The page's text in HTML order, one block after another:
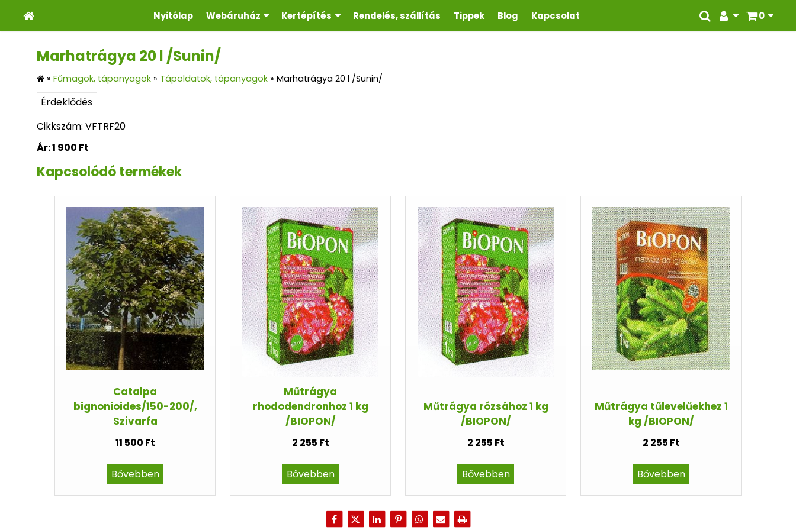
0
Nyitólap Webáruház Kertépítés Rendelés, szállítás Tippek Blog Kapcsolat
Marhatrágya 20 l /Sunin/
» Fűmagok, tápanyagok » Tápoldatok, tápanyagok » Marhatrágya 20 l /Sunin/
Érdeklődés
Cikkszám: VFTRF20
Ár:1 900 Ft
Kapcsolódó termékek
Catalpa
bignonioides/150-200/,
Szivarfa
11 500 Ft
Bővebben
Műtrágya
rhododendronhoz 1 kg
/BIOPON/
2 255 Ft
Bővebben
Műtrágya rózsához 1 kg
/BIOPON/
2 255 Ft
Bővebben
Műtrágya tűlevelűekhez 1
kg /BIOPON/
2 255 Ft
Bővebben